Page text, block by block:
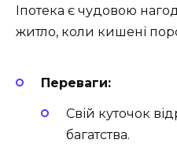
Іпотека є чудовою
житло, коли кишені
Переваги:
Свій куточок
багатства.